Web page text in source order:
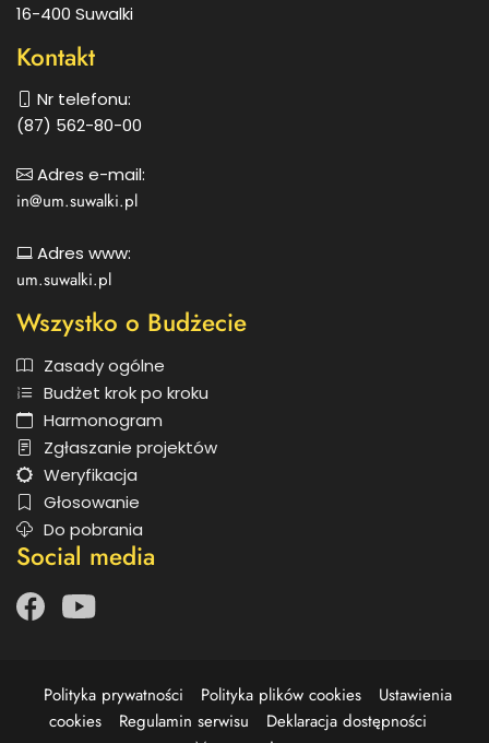
16-400 Suwalki
Kontakt
Nr telefonu:
(87) 562-80-00
Adres e-mail:
in@um.suwalki.pl
Adres www:
um.suwalki.pl
Wszystko o Budżecie
Zasady ogólne
Budżet krok po kroku
Harmonogram
Zgłaszanie projektów
Weryfikacja
Głosowanie
Do pobrania
Social media
Facebook
otwiera
oknie
Youtube
otwiera
oknie
Polityka prywatności Polityka plików cookies
Ustawienia
cookies
Regulamin serwisu
Deklaracja dostępności